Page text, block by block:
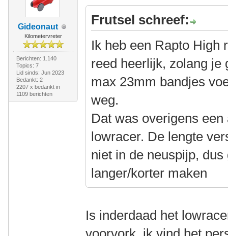
Gideonaut
Kilometervreter
Berichten: 1.140
Topics: 7
Lid sinds: Jun 2023
Bedankt: 2
2207 x bedankt in
1109 berichten
Frutsel schreef:
Ik heb een Rapto High
reed heerlijk, zolang je
max 23mm bandjes
weg.
Dat was overigens
lowracer. De lengte
niet in de neuspijp,
langer/korter maken
Is inderdaad het